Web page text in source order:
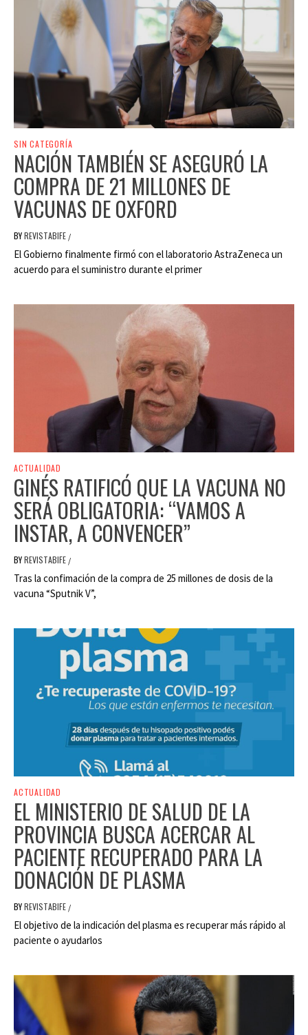
SIN CATEGORÍA
NACIÓN TAMBIÉN SE ASEGURÓ LA
COMPRA DE 21 MILLONES DE
VACUNAS DE OXFORD
BYREVISTABIFE /
El Gobierno finalmente firmó con el laboratorio AstraZeneca un
acuerdo para el suministro durante el primer
ACTUALIDAD
GINÉS RATIFICÓ QUE LA VACUNA NO
SERÁ OBLIGATORIA: “VAMOS A
INSTAR, A CONVENCER”
BYREVISTABIFE /
Tras la confimación de la compra de 25 millones de dosis de la
vacuna “Sputnik V”,
ACTUALIDAD
EL MINISTERIO DE SALUD DE LA
PROVINCIA BUSCA ACERCAR AL
PACIENTE RECUPERADO PARA LA
DONACIÓN DE PLASMA
BYREVISTABIFE /
El objetivo de la indicación del plasma es recuperar más rápido al
paciente o ayudarlos